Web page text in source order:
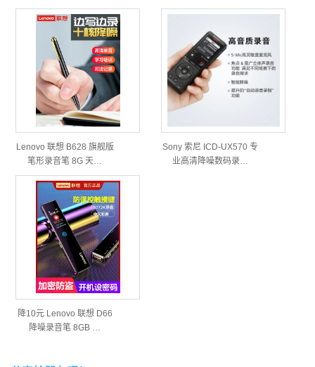
Lenovo 联想 B628 旗舰版
笔形录音笔 8G 天…
Sony 索尼 ICD-UX570 专
业高清降噪数码录…
降10元 Lenovo 联想 D66
降噪录音笔 8GB …